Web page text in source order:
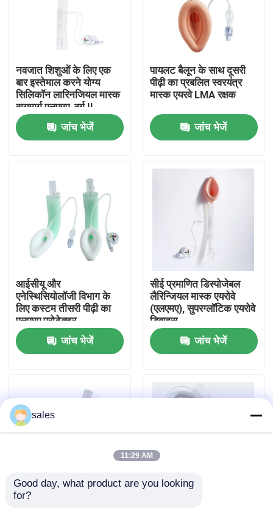
वीआर दिखाएँ
हमारे बारे में
फैक्टरी यात्रा
गुणवत्ता नियंत्रण
समाचार
नवजात शिशुओं के लिए एक
बार इस्तेमाल करने योग्य
सिलिकॉन लारिनजियल मास्क
वायुमार्ग एलएमए, वर्ग II
जांच भेजें
पायलट बैलून के साथ दूसरी
पीढ़ी का प्रबलित स्वरयंत्र
मास्क एयरवे LMA रक्षक
जांच भेजें
आईसीयू और
एनेस्थिसियोलॉजी विभाग के
लिए कस्टम तीसरी पीढ़ी का
एलएमए प्रोटेक्टर
जांच भेजें
सीई प्रमाणित डिस्पोजेबल
लैरिन्जियल मास्क एयरोवे
(एलएमए), सुपरग्लॉटिक एयरोवे
डिवाइस
जांच भेजें
डिस्पोजेबल डबल ल्यूमेन
sales
11:29 AM
Good day, what product are you looking
for?